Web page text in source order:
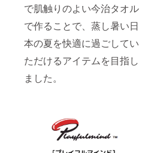
で肌触りのよい今治タオル
で作ることで、蒸し暑い日
本の夏を快適に過ごしてい
ただけるアイテムを目指し
ました。